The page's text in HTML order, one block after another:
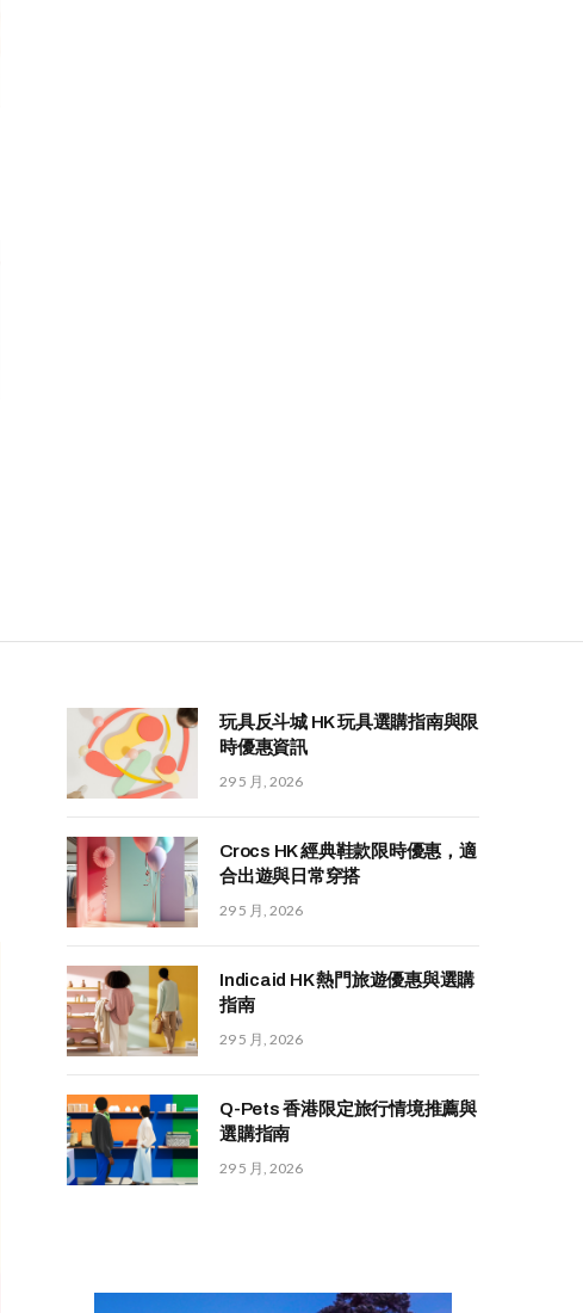
玩具反斗城 HK 玩具選購指南與限
時優惠資訊
29 5 月, 2026
Crocs HK 經典鞋款限時優惠，適
合出遊與日常穿搭
29 5 月, 2026
Indicaid HK 熱門旅遊優惠與選購
指南
29 5 月, 2026
Q-Pets 香港限定旅行情境推薦與
選購指南
29 5 月, 2026